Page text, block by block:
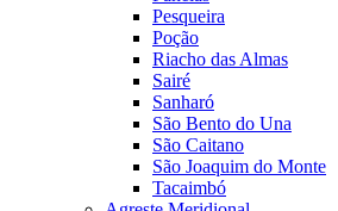
Pesqueira
Poção
Riacho das Almas
Sairé
Sanharó
São Bento do Una
São Caitano
São Joaquim do Monte
Tacaimbó